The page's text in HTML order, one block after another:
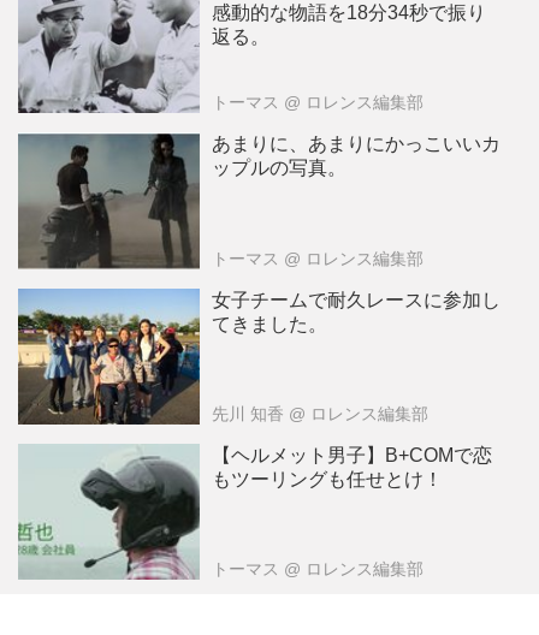
感動的な物語を18分34秒で振り
返る。
トーマス @ ロレンス編集部
あまりに、あまりにかっこいいカ
ップルの写真。
トーマス @ ロレンス編集部
女子チームで耐久レースに参加し
てきました。
先川 知香 @ ロレンス編集部
【ヘルメット男子】B+COMで恋
もツーリングも任せとけ！
トーマス @ ロレンス編集部